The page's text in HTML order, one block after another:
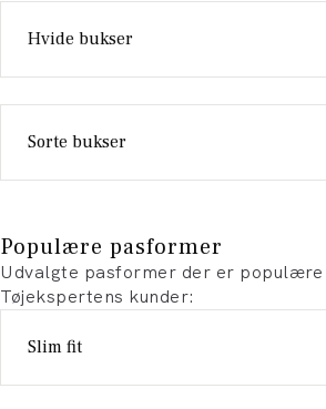
Hvide bukser
Sorte bukser
Populære pasformer
Udvalgte pasformer der er
Tøjekspertens kunder:
Slim fit